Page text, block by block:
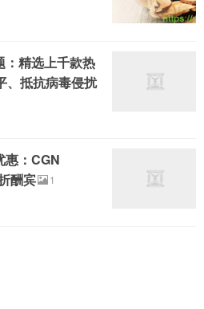
精选上千款热
、抵抗病毒侵扰
惠：CGN
酬宾
1